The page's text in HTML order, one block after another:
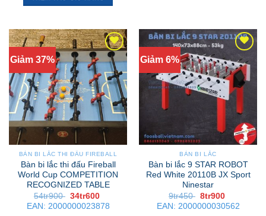
Giảm 37%
BÀN BI LẮC THI ĐẤU FIREBALL
Bàn bi lắc thi đấu Fireball
World Cup COMPETITION
RECOGNIZED TABLE
54tr900 Giá
gốc
là:
34tr600
hiện
tại
EAN: 2000000023878
Giảm 6%
BÀN BI LẮC
Bàn bi lắc 9 STAR ROBOT
Red White 20110B JX Sport
Ninestar
9tr450 Giá
gốc
là:
8tr900
hiện
tại
EAN: 2000000030562